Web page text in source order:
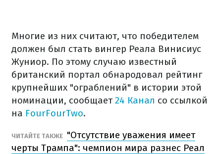
Многие из них считают, что победителем
должен был стать вингер Реала Винисиус
Жуниор. По этому случаю известный
британский портал обнародовал рейтинг
крупнейших "ограблений" в истории этой
номинации, сообщает24 Канал со ссылкой
на FourFourTwo.
ЧИТАЙТЕ ТАКЖЕ "Отсутствие уважения имеет
черты Трампа": чемпион мира разнес Реал